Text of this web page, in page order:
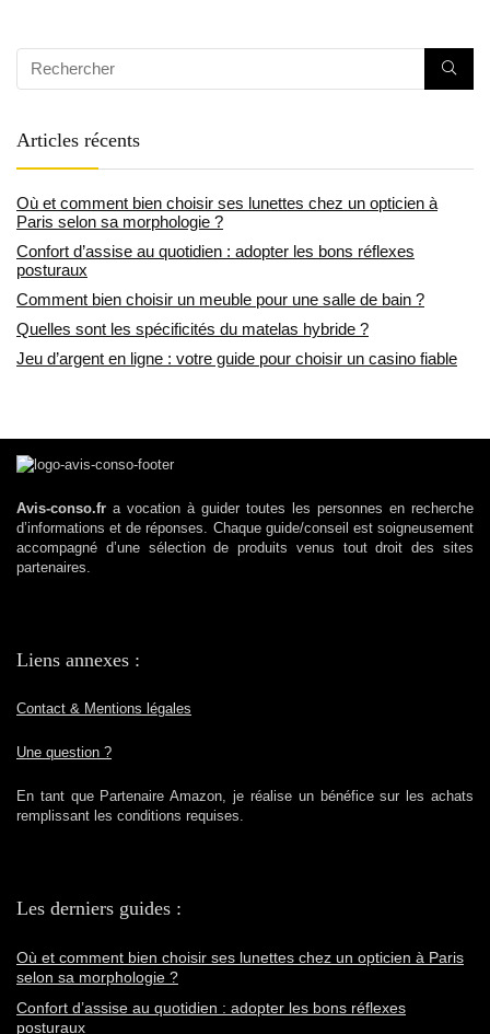
Articles récents
Où et comment bien choisir ses lunettes chez un opticien à
Paris selon sa morphologie ?
Confort d’assise au quotidien : adopter les bons réflexes
posturaux
Comment bien choisir un meuble pour une salle de bain ?
Quelles sont les spécificités du matelas hybride ?
Jeu d’argent en ligne : votre guide pour choisir un casino fiable
Avis-conso.fr a vocation à guider toutes les personnes en recherche
d’informations et de réponses. Chaque guide/conseil est soigneusement
accompagné d’une sélection de produits venus tout droit des sites
partenaires.
Liens annexes :
Contact & Mentions légales
Une question ?
En tant que Partenaire Amazon, je réalise un bénéfice sur les achats
remplissant les conditions requises.
Les derniers guides :
Où et comment bien choisir ses lunettes chez un opticien à Paris
selon sa morphologie ?
Confort d’assise au quotidien : adopter les bons réflexes
posturaux